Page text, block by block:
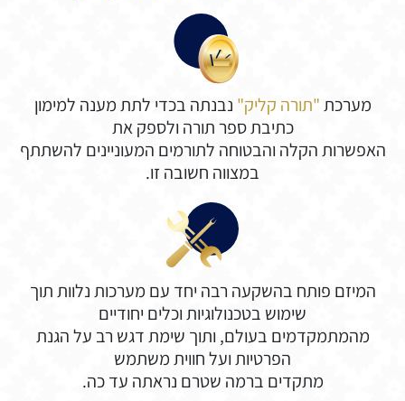
מערכת"תורה קליק" נבנתה בכדי לתת מענה למימון
כתיבת ספר תורה ולספק את
האפשרות הקלה והבטוחה לתורמים המעוניינים להשתתף
במצווה חשובה זו.
המיזם פותח בהשקעה רבה יחד עם מערכות נלוות תוך
שימוש בטכנולוגיות וכלים יחודיים
מהמתמקדמים בעולם, ותוך שימת דגש רב על הגנת
הפרטיות ועל חווית משתמש
מתקדים ברמה שטרם נראתה עד כה.